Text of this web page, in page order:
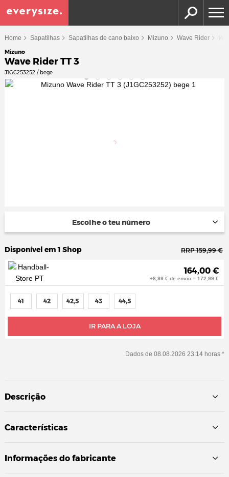
Home Sapatilhas Sapatilhas de cano baixo Mizuno Wave Rider
Mizuno
Wave Rider TT 3
J1GC253252 / bege
Escolhe o teu número
Disponível em 1 Shop RRP 159,99 €
164,00 €
+8,99 € de envio = 172,99 €
IR PARA A LOJA
41 42 42,5 43 44,5
Dados de 08.08.2026 23:14 horas *
Descrição
Características
Informações do fabricante